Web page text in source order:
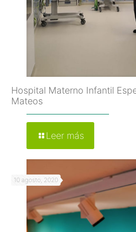
Hospital Materno Infantil
Mateos
Leer más
10 agosto, 2020